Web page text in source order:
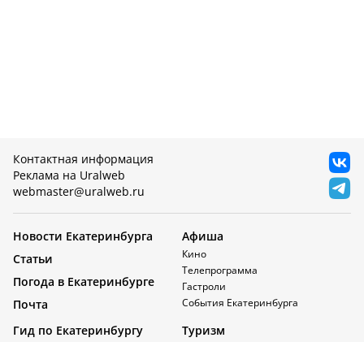
Контактная информация
Реклама на Uralweb
webmaster@uralweb.ru
Новости Екатеринбурга
Статьи
Погода в Екатеринбурге
Почта
Афиша
Кино
Телепрограмма
Гастроли
События Екатеринбурга
Гид по Екатеринбургу Туризм